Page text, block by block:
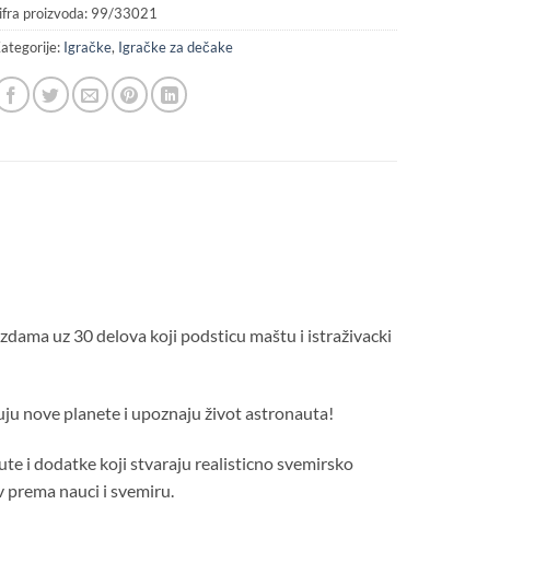
proizvoda: 99/33021
Igračke, Igračke za dečake
uz 30 delova koji podsticu maštu i istraživacki
nove planete i upoznaju život astronauta!
i dodatke koji stvaraju realisticno svemirsko
nauci i svemiru.